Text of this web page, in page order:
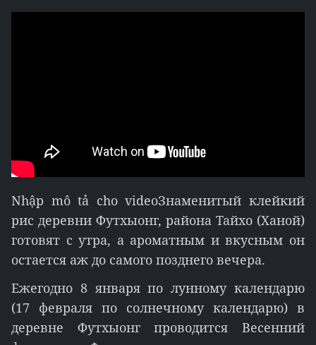
Nhập mô tả cho videoЗнаменитый клейкий
рис деревни Футхыонг, района Тайхо (Ханой)
готовят с утра, а ароматным и вкусным он
остается аж до самого позднего вечера.
Ежегодно 8 января по лунному календарю
(17 февраля по солнечному календарю) в
деревне Футхыонг проводится Весенний